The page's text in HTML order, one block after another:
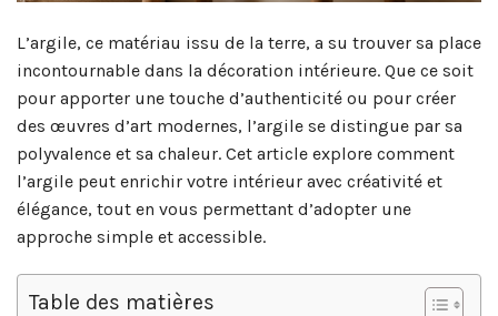
L’argile, ce matériau issu de la terre, a su trouver sa place
incontournable dans la décoration intérieure. Que ce soit
pour apporter une touche d’authenticité ou pour créer
des œuvres d’art modernes, l’argile se distingue par sa
polyvalence et sa chaleur. Cet article explore comment
l’argile peut enrichir votre intérieur avec créativité et
élégance, tout en vous permettant d’adopter une
approche simple et accessible.
Table des matières